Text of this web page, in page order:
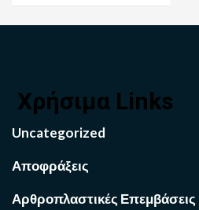
Χρήσιμα Links
Uncategorized
Αποφράξεις
Αρθροπλαστικές Επεμβάσεις